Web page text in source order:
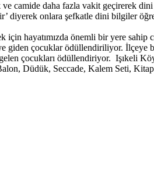
camide daha fazla vakit geçirerek
diyerek onlara şefkatle dini bilgiler
için hayatımızda önemli bir yere
giden çocuklar ödüllendiriliyor. İlçeye
çocukları ödüllendiriyor. Işıkeli
Düdük, Seccade, Kalem Seti,